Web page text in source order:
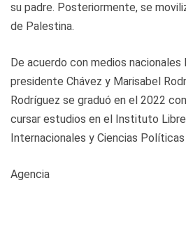
su padre. Posteriormente, se
de Palestina.
De acuerdo con medios
presidente Chávez y Marisabel
Rodríguez se graduó en el 2022
cursar estudios en el Instituto
Internacionales y Ciencias Políticas
Agencia